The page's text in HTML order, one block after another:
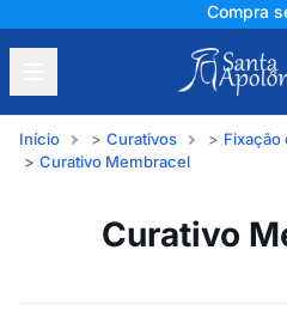
Compra
Início Curativos
Fixação
Curativo Membracel
Curativo